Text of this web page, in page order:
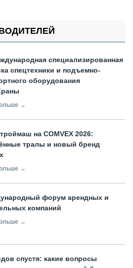
специализированная
спецтехники и подъемно-
оборудования
→
на COMVEX 2026:
тралы и новый бренд
→
форум арендных и
компаний
→
спустя: какие вопросы